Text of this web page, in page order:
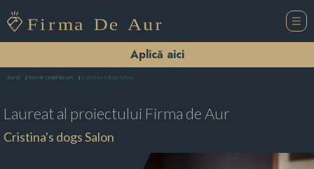
Aplică aici
Acasă Frizerie Canină Braşov Cristina's dogs Salon
Laureat al proiectului Firma de Aur
Cristina's dogs Salon